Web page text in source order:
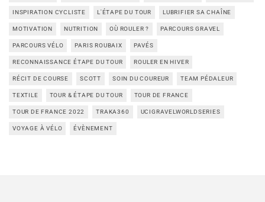
INSPIRATION CYCLISTE L'ÉTAPE DU TOUR LUBRIFIER SA CHAÎNE
MOTIVATION NUTRITION OÙ ROULER ? PARCOURS GRAVEL
PARCOURS VÉLO PARIS ROUBAIX PAVÉS
RECONNAISSANCE ÉTAPE DU TOUR ROULER EN HIVER
RÉCIT DE COURSE SCOTT SOIN DU COUREUR TEAM PÉDALEUR
TEXTILE TOUR & ÉTAPE DU TOUR TOUR DE FRANCE
TOUR DE FRANCE 2022 TRAKA360 UCIGRAVELWORLDSERIES
VOYAGE À VÉLO ÉVÈNEMENT